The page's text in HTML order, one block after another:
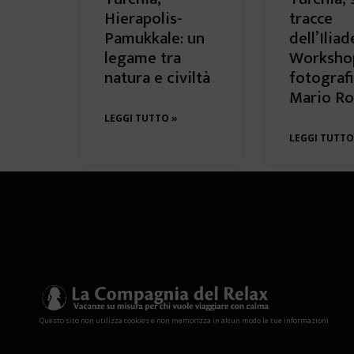
Hierapolis-
Pamukkale: un
legame tra
natura e civiltà
LEGGI TUTTO »
tracce
Mario
LEGGI
Questo sito non utilizza cookies e non memorizza in alcun modo le tue informazioni